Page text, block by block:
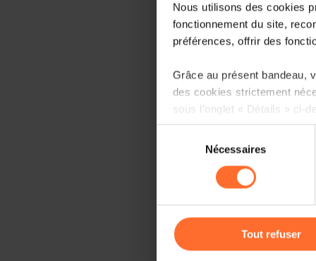
Nous utilisons des cookies
fonctionnement du site,
préférences, offrir des
Grâce au présent bandeau,
des cookies strictement
sous l’onglet « Détails » ci-
Il est précisé que la
sociaux, sauvegarde des
cas de refus de tous les
gauche de chaque page.
consentement
Nécessaires
Tout refuser